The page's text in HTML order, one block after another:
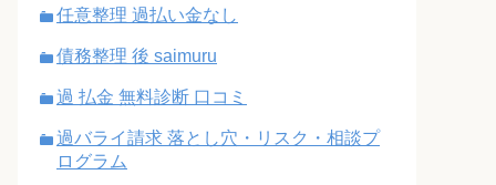
任意整理 過払い金なし
債務整理 後 saimuru
過 払金 無料診断 口コミ
過バライ請求 落とし穴・リスク・相談プ
ログラム